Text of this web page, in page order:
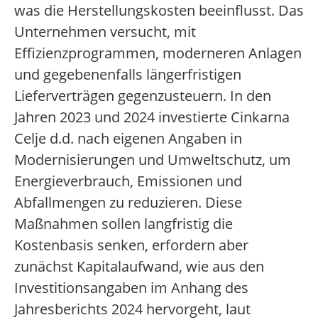
was die Herstellungskosten beeinflusst. Das
Unternehmen versucht, mit
Effizienzprogrammen, moderneren Anlagen
und gegebenenfalls längerfristigen
Lieferverträgen gegenzusteuern. In den
Jahren 2023 und 2024 investierte Cinkarna
Celje d.d. nach eigenen Angaben in
Modernisierungen und Umweltschutz, um
Energieverbrauch, Emissionen und
Abfallmengen zu reduzieren. Diese
Maßnahmen sollen langfristig die
Kostenbasis senken, erfordern aber
zunächst Kapitalaufwand, wie aus den
Investitionsangaben im Anhang des
Jahresberichts 2024 hervorgeht, laut